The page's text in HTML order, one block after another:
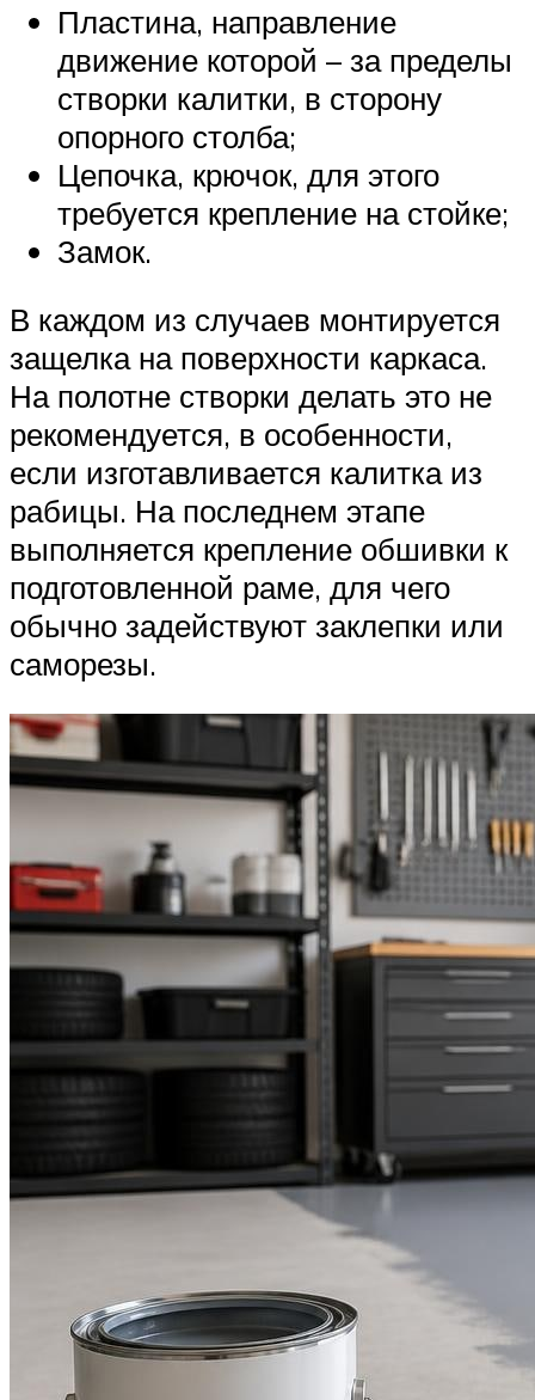
Пластина, направление
движение которой – за пределы
створки калитки, в сторону
опорного столба;
Цепочка, крючок, для этого
требуется крепление на стойке;
Замок.
В каждом из случаев монтируется
защелка на поверхности каркаса.
На полотне створки делать это не
рекомендуется, в особенности,
если изготавливается калитка из
рабицы. На последнем этапе
выполняется крепление обшивки к
подготовленной раме, для чего
обычно задействуют заклепки или
саморезы.